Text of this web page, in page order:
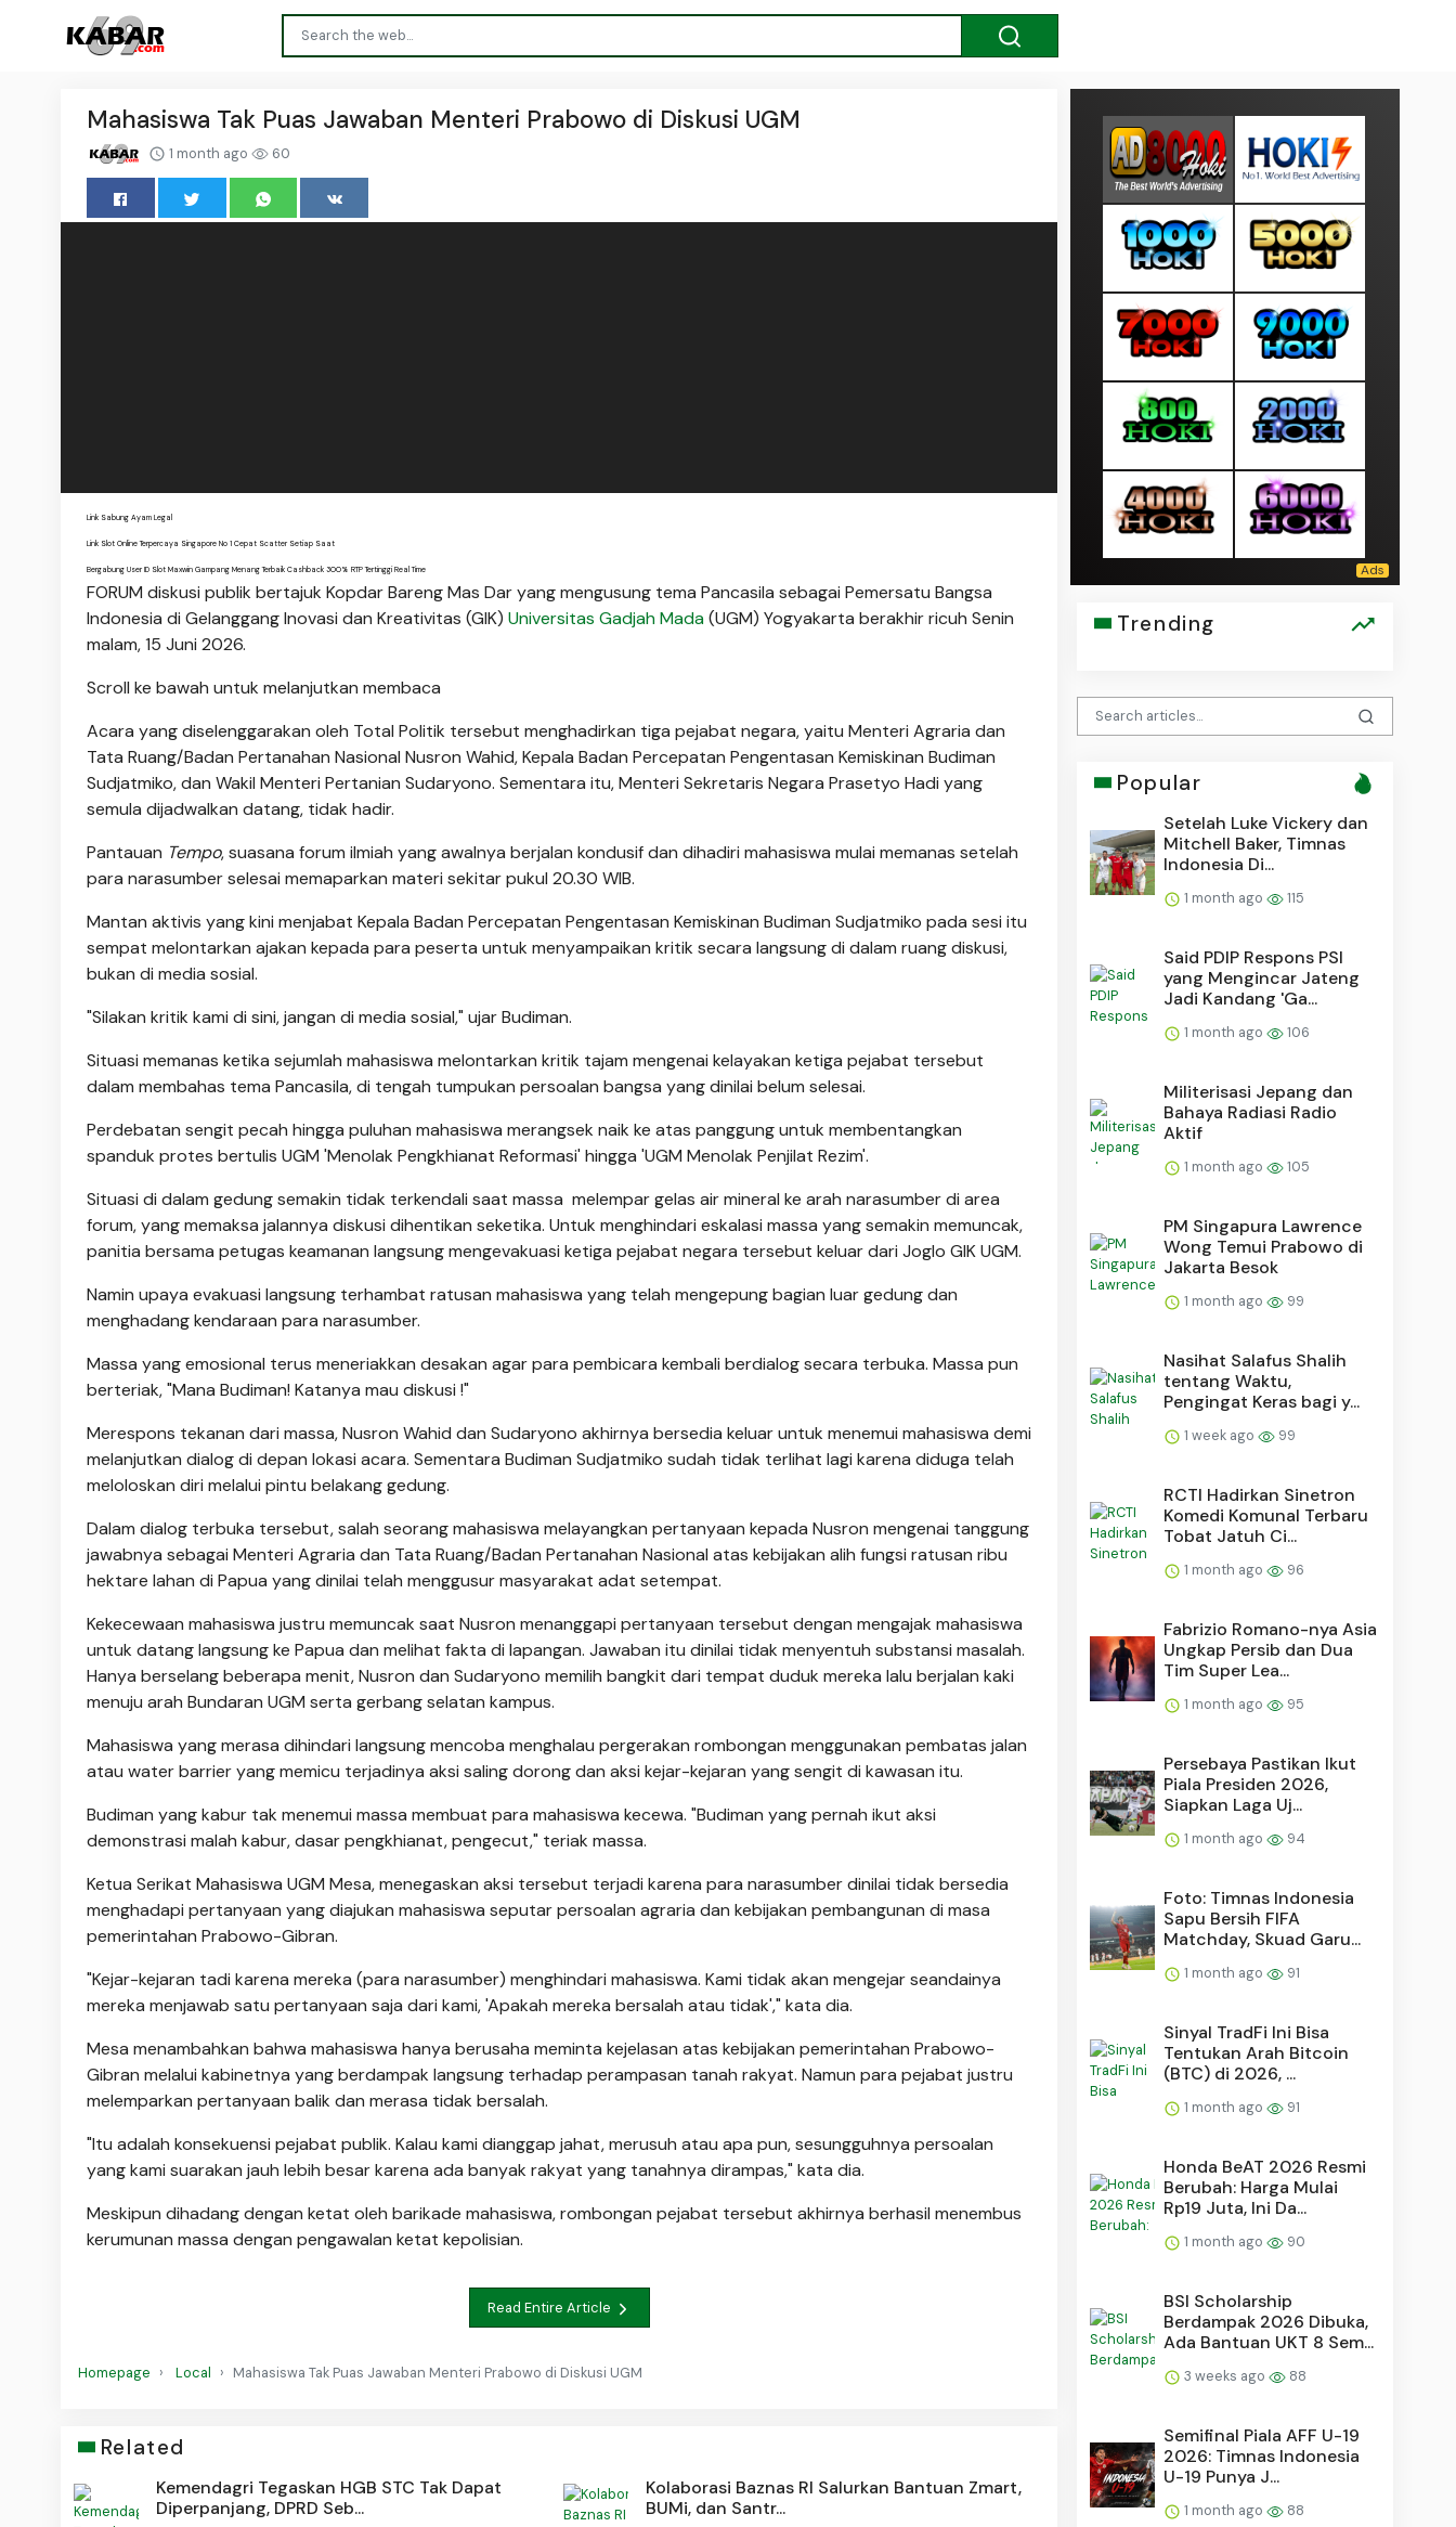
Mahasiswa Tak Puas Jawaban Menteri Prabowo di Diskusi UGM
1 month ago 60
Link Sabung Ayam Legal
Link Slot Online Terpercaya Singapore No 1 Cepat Scatter Setiap Saat
Bergabung User ID Slot Maxwin Gampang Menang Terbaik Cashback 300% RTP Tertinggi Real Time
FORUM diskusi publik bertajuk Kopdar Bareng Mas Dar yang mengusung tema Pancasila sebagai Pemersatu Bangsa
Indonesia di Gelanggang Inovasi dan Kreativitas (GIK) Universitas Gadjah Mada(UGM) Yogyakarta berakhir ricuh Senin
malam, 15 Juni 2026.
Scroll ke bawah untuk melanjutkan membaca
Acara yang diselenggarakan oleh Total Politik tersebut menghadirkan tiga pejabat negara, yaitu Menteri Agraria dan
Tata Ruang/Badan Pertanahan Nasional Nusron Wahid, Kepala Badan Percepatan Pengentasan Kemiskinan Budiman
Sudjatmiko, dan Wakil Menteri Pertanian Sudaryono. Sementara itu, Menteri Sekretaris Negara Prasetyo Hadi yang
semula dijadwalkan datang, tidak hadir.
Pantauan Tempo, suasana forum ilmiah yang awalnya berjalan kondusif dan dihadiri mahasiswa mulai memanas setelah
para narasumber selesai memaparkan materi sekitar pukul 20.30 WIB.
Mantan aktivis yang kini menjabat Kepala Badan Percepatan Pengentasan Kemiskinan Budiman Sudjatmiko pada sesi itu
sempat melontarkan ajakan kepada para peserta untuk menyampaikan kritik secara langsung di dalam ruang diskusi,
bukan di media sosial.
"Silakan kritik kami di sini, jangan di media sosial," ujar Budiman.
Situasi memanas ketika sejumlah mahasiswa melontarkan kritik tajam mengenai kelayakan ketiga pejabat tersebut
dalam membahas tema Pancasila, di tengah tumpukan persoalan bangsa yang dinilai belum selesai.
Perdebatan sengit pecah hingga puluhan mahasiswa merangsek naik ke atas panggung untuk membentangkan
spanduk protes bertulis UGM 'Menolak Pengkhianat Reformasi' hingga 'UGM Menolak Penjilat Rezim'.
Situasi di dalam gedung semakin tidak terkendali saat massa melempar gelas air mineral ke arah narasumber di area
forum, yang memaksa jalannya diskusi dihentikan seketika. Untuk menghindari eskalasi massa yang semakin memuncak,
panitia bersama petugas keamanan langsung mengevakuasi ketiga pejabat negara tersebut keluar dari Joglo GIK UGM.
Namin upaya evakuasi langsung terhambat ratusan mahasiswa yang telah mengepung bagian luar gedung dan
menghadang kendaraan para narasumber.
Massa yang emosional terus meneriakkan desakan agar para pembicara kembali berdialog secara terbuka. Massa pun
berteriak, "Mana Budiman! Katanya mau diskusi !"
Merespons tekanan dari massa, Nusron Wahid dan Sudaryono akhirnya bersedia keluar untuk menemui mahasiswa demi
melanjutkan dialog di depan lokasi acara. Sementara Budiman Sudjatmiko sudah tidak terlihat lagi karena diduga telah
meloloskan diri melalui pintu belakang gedung.
Dalam dialog terbuka tersebut, salah seorang mahasiswa melayangkan pertanyaan kepada Nusron mengenai tanggung
jawabnya sebagai Menteri Agraria dan Tata Ruang/Badan Pertanahan Nasional atas kebijakan alih fungsi ratusan ribu
hektare lahan di Papua yang dinilai telah menggusur masyarakat adat setempat.
Kekecewaan mahasiswa justru memuncak saat Nusron menanggapi pertanyaan tersebut dengan mengajak mahasiswa
untuk datang langsung ke Papua dan melihat fakta di lapangan. Jawaban itu dinilai tidak menyentuh substansi masalah.
Hanya berselang beberapa menit, Nusron dan Sudaryono memilih bangkit dari tempat duduk mereka lalu berjalan kaki
menuju arah Bundaran UGM serta gerbang selatan kampus.
Mahasiswa yang merasa dihindari langsung mencoba menghalau pergerakan rombongan menggunakan pembatas jalan
atau water barrier yang memicu terjadinya aksi saling dorong dan aksi kejar-kejaran yang sengit di kawasan itu.
Budiman yang kabur tak menemui massa membuat para mahasiswa kecewa. "Budiman yang pernah ikut aksi
demonstrasi malah kabur, dasar pengkhianat, pengecut," teriak massa.
Ketua Serikat Mahasiswa UGM Mesa, menegaskan aksi tersebut terjadi karena para narasumber dinilai tidak bersedia
menghadapi pertanyaan yang diajukan mahasiswa seputar persoalan agraria dan kebijakan pembangunan di masa
pemerintahan Prabowo-Gibran.
"Kejar-kejaran tadi karena mereka (para narasumber) menghindari mahasiswa. Kami tidak akan mengejar seandainya
mereka menjawab satu pertanyaan saja dari kami, 'Apakah mereka bersalah atau tidak'," kata dia.
Mesa menambahkan bahwa mahasiswa hanya berusaha meminta kejelasan atas kebijakan pemerintahan Prabowo-
Gibran melalui kabinetnya yang berdampak langsung terhadap perampasan tanah rakyat. Namun para pejabat justru
melemparkan pertanyaan balik dan merasa tidak bersalah.
"Itu adalah konsekuensi pejabat publik. Kalau kami dianggap jahat, merusuh atau apa pun, sesungguhnya persoalan
yang kami suarakan jauh lebih besar karena ada banyak rakyat yang tanahnya dirampas," kata dia.
Meskipun dihadang dengan ketat oleh barikade mahasiswa, rombongan pejabat tersebut akhirnya berhasil menembus
kerumunan massa dengan pengawalan ketat kepolisian.
Read Entire Article
Homepage Local Mahasiswa Tak Puas Jawaban Menteri Prabowo di Diskusi UGM
Related
Kemendagri Tegaskan HGB STC Tak Dapat
Diperpanjang, DPRD Seb...
Kolaborasi Baznas RI Salurkan Bantuan Zmart,
BUMi, dan Santr...
Trending
Popular
Setelah Luke Vickery dan
Mitchell Baker, Timnas
Indonesia Di...
1 month ago 115
Said PDIP Respons PSI
yang Mengincar Jateng
Jadi Kandang 'Ga...
1 month ago 106
Militerisasi Jepang dan
Bahaya Radiasi Radio
Aktif
1 month ago 105
PM Singapura Lawrence
Wong Temui Prabowo di
Jakarta Besok
1 month ago 99
Nasihat Salafus Shalih
tentang Waktu,
Pengingat Keras bagi y...
1 week ago 99
RCTI Hadirkan Sinetron
Komedi Komunal Terbaru
Tobat Jatuh Ci...
1 month ago 96
Fabrizio Romano-nya Asia
Ungkap Persib dan Dua
Tim Super Lea...
1 month ago 95
Persebaya Pastikan Ikut
Piala Presiden 2026,
Siapkan Laga Uj...
1 month ago 94
Foto: Timnas Indonesia
Sapu Bersih FIFA
Matchday, Skuad Garu...
1 month ago 91
Sinyal TradFi Ini Bisa
Tentukan Arah Bitcoin
(BTC) di 2026, ...
1 month ago 91
Honda BeAT 2026 Resmi
Berubah: Harga Mulai
Rp19 Juta, Ini Da...
1 month ago 90
BSI Scholarship
Berdampak 2026 Dibuka,
Ada Bantuan UKT 8 Sem...
3 weeks ago 88
Semifinal Piala AFF U-19
2026: Timnas Indonesia
U-19 Punya J...
1 month ago 88